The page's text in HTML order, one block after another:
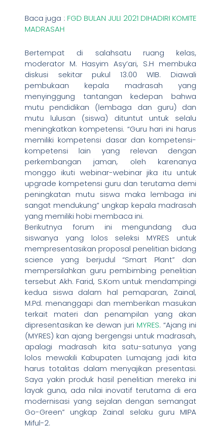
Baca juga : FGD BULAN JULI 2021 DIHADIRI KOMITE
MADRASAH
Bertempat di salahsatu ruang kelas,
moderator M. Hasyim Asy’ari, S.H membuka
diskusi sekitar pukul 13.00 WIB. Diawali
pembukaan kepala madrasah yang
menyinggung tantangan kedepan bahwa
mutu pendidikan (lembaga dan guru) dan
mutu lulusan (siswa) dituntut untuk selalu
meningkatkan kompetensi. “Guru hari ini harus
memiliki kompetensi dasar dan kompetensi-
kompetensi lain yang relevan dengan
perkembangan jaman, oleh karenanya
monggo ikuti webinar-webinar jika itu untuk
upgrade kompetensi guru dan terutama demi
peningkatan mutu siswa maka lembaga ini
sangat mendukung” ungkap kepala madrasah
yang memiliki hobi membaca ini.
Berikutnya forum ini mengundang dua
siswanya yang lolos seleksi MYRES untuk
mempresentasikan proposal penelitian bidang
science yang berjudul “Smart Plant” dan
mempersilahkan guru pembimbing penelitian
tersebut Akh. Farid, S.Kom untuk mendampingi
kedua siswa dalam hal pemaparan, Zainal,
M.Pd. menanggapi dan memberikan masukan
terkait materi dan penampilan yang akan
dipresentasikan ke dewan juri MYRES. “Ajang ini
(MYRES) kan ajang bergengsi untuk madrasah,
apalagi madrasah kita satu-satunya yang
lolos mewakili Kabupaten Lumajang jadi kita
harus totalitas dalam menyajikan presentasi.
Saya yakin produk hasil penelitian mereka ini
layak guna, ada nilai inovatif terutama di era
modernisasi yang sejalan dengan semangat
Go-Green” ungkap Zainal selaku guru MIPA
Miful-2.